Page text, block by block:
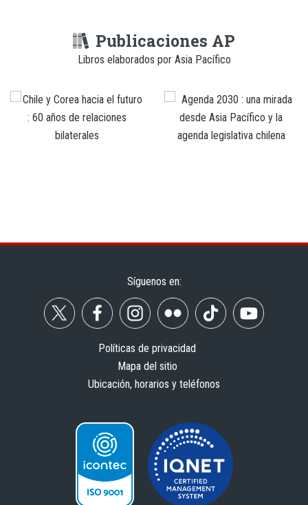
Publicaciones AP
Libros elaborados por Asia Pacífico
Síguenos en:
Políticas de privacidad
Mapa del sitio
Ubicación, horarios y teléfonos